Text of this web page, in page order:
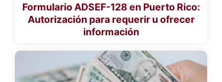
Formulario ADSEF-128 en Puerto Rico:
Autorización para requerir u ofrecer
información